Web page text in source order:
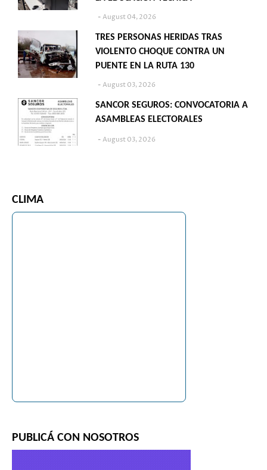
August 04, 2026
TRES PERSONAS HERIDAS TRAS
VIOLENTO CHOQUE CONTRA UN
PUENTE EN LA RUTA 130
August 03, 2026
SANCOR SEGUROS: CONVOCATORIA A
ASAMBLEAS ELECTORALES
August 03, 2026
CLIMA
PUBLICÁ CON NOSOTROS